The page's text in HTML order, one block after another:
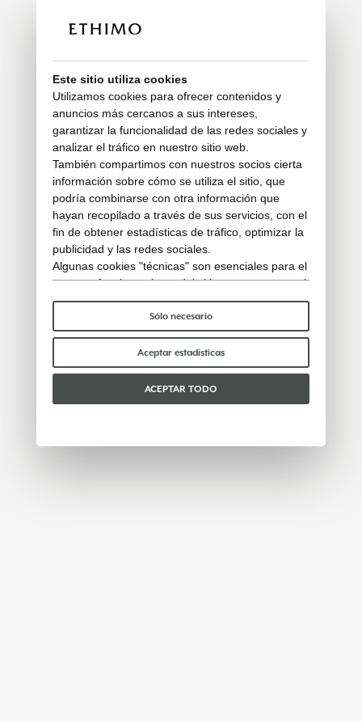
Este sitio utiliza cookies
Utilizamos cookies para ofrecer contenidos y
anuncios más cercanos a sus intereses,
garantizar la funcionalidad de las redes sociales y
analizar el tráfico en nuestro sitio web.
También compartimos con nuestros socios cierta
información sobre cómo se utiliza el sitio, que
podría combinarse con otra información que
hayan recopilado a través de sus servicios, con el
fin de obtener estadísticas de tráfico, optimizar la
publicidad y las redes sociales.
Algunas cookies "técnicas" son esenciales para el
correcto funcionamiento del sitio y no procesan ni
comparten ningún dato personal con terceros.
Para saber más puedes consultar nuestra
de cookies.
Por favor, elige qué cookies aceptar:
Sólo necesario
Aceptar estadísticas
ACEPTAR TODO